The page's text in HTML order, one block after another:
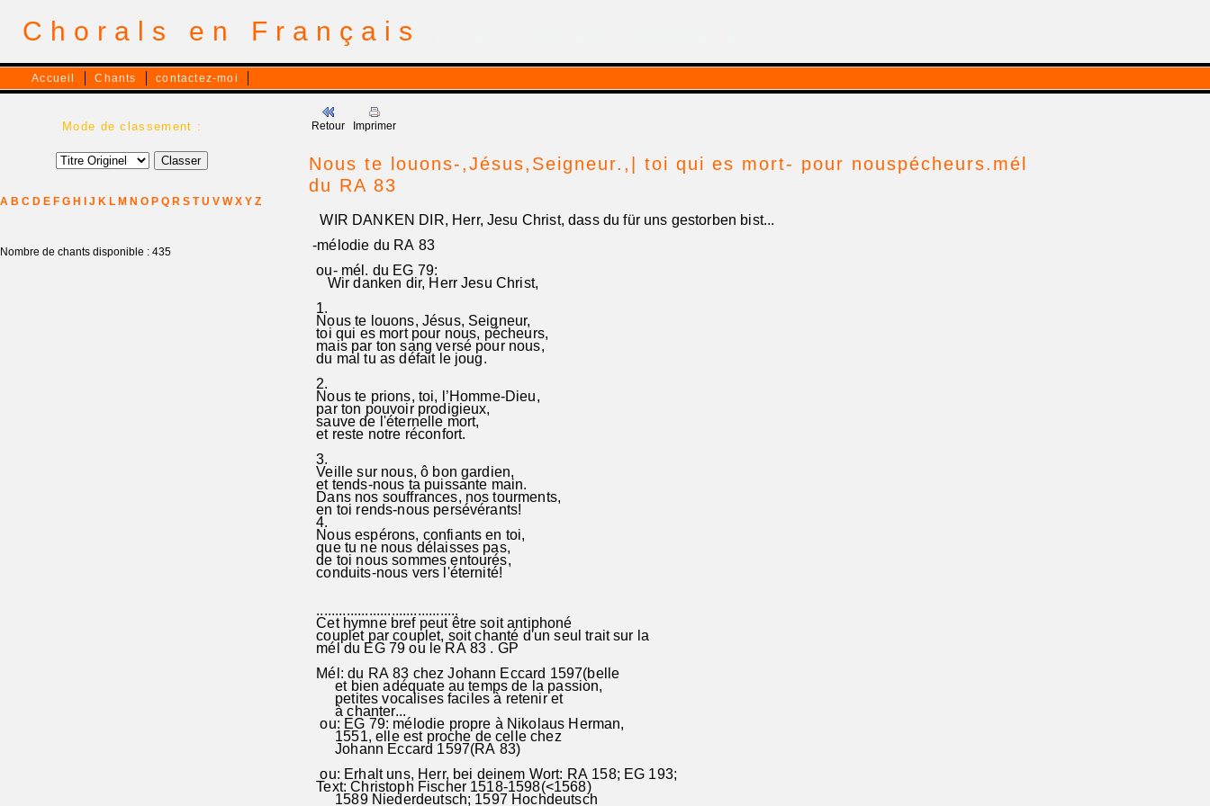
Chorals en Français
Accueil Chants contactez-moi
Mode de classement :
A B C D E F G H J K L M N O P Q R S T U V W X Y Z
Nombre de chants disponible : 435
Retour Imprimer
Nous te louons-,Jésus,Seigneur.,| toi qui es mort- pour nouspécheurs.mél
du RA 83
WIR DANKEN DIR, Herr, Jesu Christ, dass du für uns gestorben bist...
-mélodie du RA 83
ou- mél. du EG 79:
Wir danken dir, Herr Jesu Christ,
1.
Nous te louons, Jésus, Seigneur,
toi qui es mort pour nous, pécheurs,
mais par ton sang versé pour nous,
du mal tu as défait le joug.
2.
Nous te prions, toi, l’Homme-Dieu,
par ton pouvoir prodigieux,
sauve de l'éternelle mort,
et reste notre réconfort.
3.
Veille sur nous, ô bon gardien,
et tends-nous ta puissante main.
Dans nos souffrances, nos tourments,
en toi rends-nous persévérants!
4.
Nous espérons, confiants en toi,
que tu ne nous délaisses pas,
de toi nous sommes entourés,
conduits-nous vers l'éternité!
......................................
Cet hymne bref peut être soit antiphoné
couplet par couplet, soit chanté d'un seul trait sur la
mél du EG 79 ou le RA 83 . GP
Mél: du RA 83 chez Johann Eccard 1597(belle
et bien adéquate au temps de la passion,
petites vocalises faciles à retenir et
à chanter...
ou: EG 79: mélodie propre à Nikolaus Herman,
1551, elle est proche de celle chez
Johann Eccard 1597(RA 83)
ou: Erhalt uns, Herr, bei deinem Wort: RA 158; EG 193;
Text: Christoph Fischer 1518-1598(<1568)
1589 Niederdeutsch; 1597 Hochdeutsch